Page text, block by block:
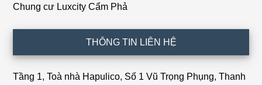
Chung cư Luxcity Cẩm Phả
THÔNG TIN LIÊN HỆ
Tầng 1, Toà nhà Hapulico, Số 1 Vũ Trọng Phụng, Thanh